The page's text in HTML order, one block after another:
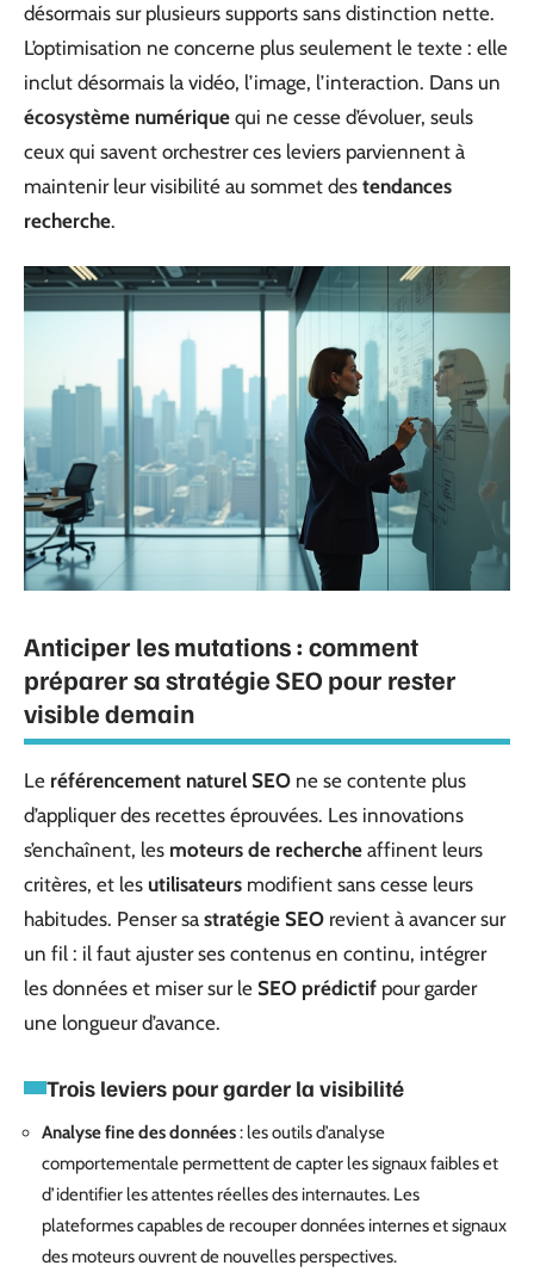
désormais sur plusieurs supports sans distinction nette.
L’optimisation ne concerne plus seulement le texte : elle
inclut désormais la vidéo, l’image, l’interaction. Dans un
écosystème numérique qui ne cesse d’évoluer, seuls
ceux qui savent orchestrer ces leviers parviennent à
maintenir leur visibilité au sommet des tendances
recherche.
Anticiper les mutations : comment
préparer sa stratégie SEO pour rester
visible demain
Le référencement naturel SEO ne se contente plus
d’appliquer des recettes éprouvées. Les innovations
s’enchaînent, les moteurs de recherche affinent leurs
critères, et les utilisateurs modifient sans cesse leurs
habitudes. Penser sa stratégie SEO revient à avancer sur
un fil : il faut ajuster ses contenus en continu, intégrer
les données et miser sur le SEO prédictif pour garder
une longueur d’avance.
Trois leviers pour garder la visibilité
Analyse fine des données: les outils d’analyse
comportementale permettent de capter les signaux faibles et
d’identifier les attentes réelles des internautes. Les
plateformes capables de recouper données internes et signaux
des moteurs ouvrent de nouvelles perspectives.